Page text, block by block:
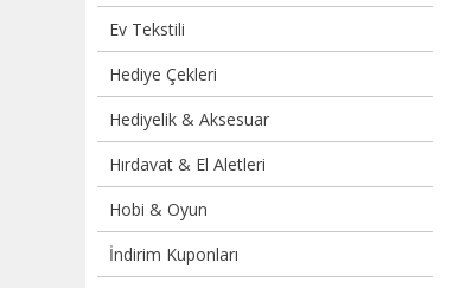
Ev Tekstili
Hediye Çekleri
Hediyelik & Aksesuar
Hırdavat & El Aletleri
Hobi & Oyun
İndirim Kuponları